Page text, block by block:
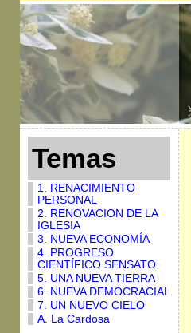
Temas
1. RENACIMIENTO
PERSONAL
2. RENOVACION DE LA
IGLESIA
3. NUEVA ECONOMÍA
4. PROGRESO
CIENTÍFICO SENSATO
5. UNA NUEVA TIERRA
6. NUEVA DEMOCRACIAL
7. UN NUEVO CIELO
A. La Cardosa